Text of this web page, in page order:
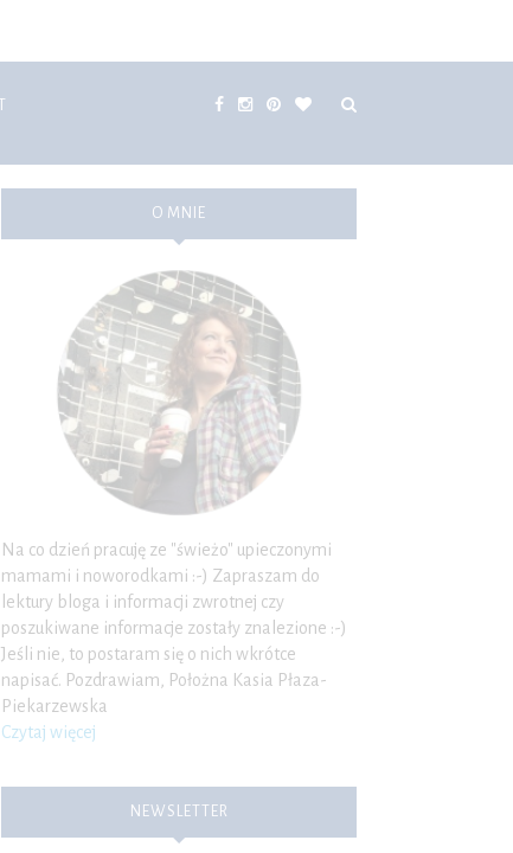
O MNIE
Na co dzień pracuję ze "świeżo" upieczonymi
mamami i noworodkami :-) Zapraszam do
lektury bloga i informacji zwrotnej czy
poszukiwane informacje zostały znalezione :-)
Jeśli nie, to postaram się o nich wkrótce
napisać. Pozdrawiam, Położna Kasia Płaza-
Piekarzewska
Czytaj więcej
NEWSLETTER